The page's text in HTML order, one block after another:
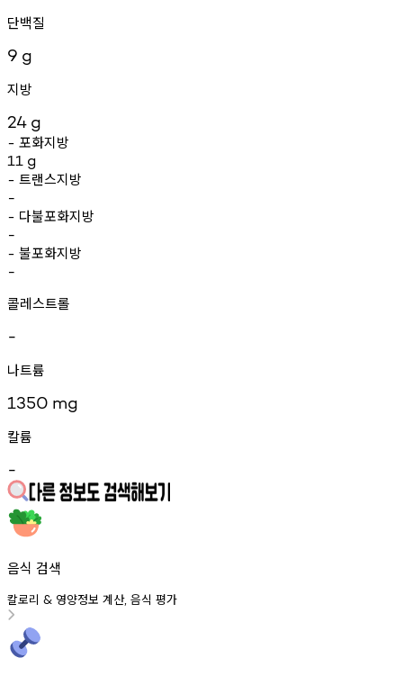
단백질
9 g
지방
24 g
- 포화지방
11 g
- 트랜스지방
-
- 다불포화지방
-
- 불포화지방
-
콜레스트롤
-
나트륨
1350 mg
칼륨
-
음식 검색
칼로리 & 영양정보 계산, 음식 평가